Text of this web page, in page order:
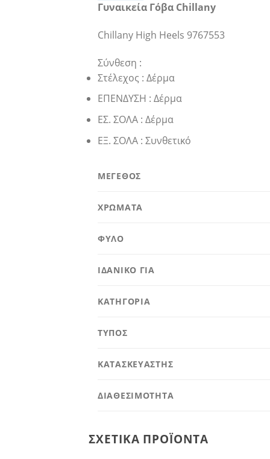
Γυναικεία Γόβα Chillany
Chillany High Heels 9767553
Σύνθεση :
Στέλεχος : Δέρμα
ΕΠΕΝΔΥΣΗ : Δέρμα
ΕΣ. ΣΟΛΑ : Δέρμα
ΕΞ. ΣΟΛΑ : Συνθετικό
ΜΕΓΕΘΟΣ
ΧΡΩΜΑΤΑ
ΦΥΛΟ
ΙΔΑΝΙΚΟ ΓΙΑ
ΚΑΤΗΓΟΡΙΑ
ΤΥΠΟΣ
ΚΑΤΑΣΚΕΥΑΣΤΗΣ
ΔΙΑΘΕΣΙΜΟΤΗΤΑ
ΣΧΕΤΙΚΆ ΠΡΟΪΌΝΤΑ